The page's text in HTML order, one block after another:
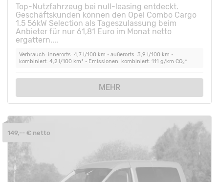
Top-Nutzfahrzeug bei null-leasing entdeckt.
Geschäftskunden können den Opel Combo Cargo
1.5 56kW Selection als Tageszulassung beim
Anbieter für nur 61,81 Euro im Monat netto
ergattern....
Verbrauch: innerorts: 4,7 l/100 km • außerorts: 3,9 l/100 km •
kombiniert: 4,2 l/100 km* • Emissionen: kombiniert: 111 g/km CO2*
MEHR
149,-- € netto